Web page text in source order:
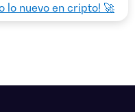
lo nuevo en cripto! 🚀